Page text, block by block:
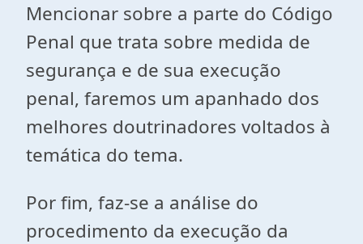
Mencionar sobre a parte do Código
Penal que trata sobre medida de
segurança e de sua execução
penal, faremos um apanhado dos
melhores doutrinadores voltados à
temática do tema.
Por fim, faz-se a análise do
procedimento da execução da